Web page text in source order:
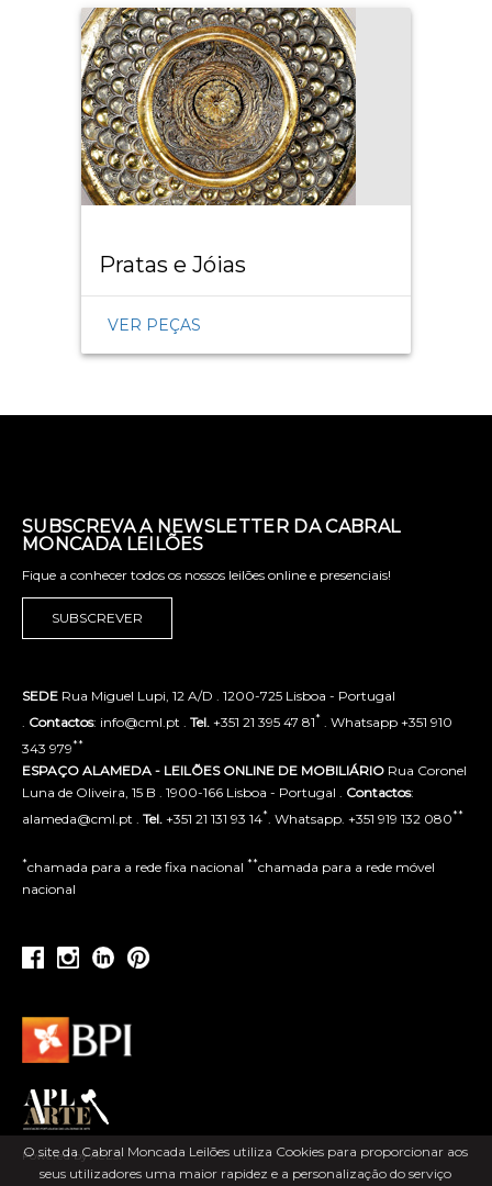
O site da Cabral Moncada Leilões utiliza Cookies para proporcionar aos
seus utilizadores uma maior rapidez e a personalização do serviço
Pratas e Jóias
VER PEÇAS
SUBSCREVA A NEWSLETTER DA CABRAL
MONCADA LEILÕES
Fique a conhecer todos os nossos leilões online e presenciais!
SUBSCREVER
SEDE Rua Miguel Lupi, 12 A/D . 1200-725 Lisboa - Portugal
. Contactos: info@cml.pt . Tel. +351 21 395 47 81* . Whatsapp +351 910
343 979**
ESPAÇO ALAMEDA - LEILÕES ONLINE DE MOBILIÁRIO Rua Coronel
Luna de Oliveira, 15 B . 1900-166 Lisboa - Portugal . Contactos:
alameda@cml.pt . Tel. +351 21 131 93 14*. Whatsapp. +351 919 132 080**
*chamada para a rede fixa nacional **chamada para a rede móvel
nacional
Powered by ACLSI